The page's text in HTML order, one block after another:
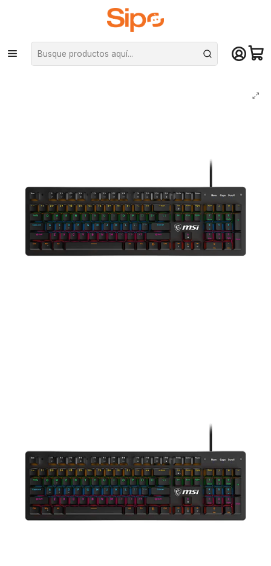
¡Compra hasta mediodía y recibe hoy! De lunes a sábado en el gran
Santiago. Envío gratis desde $29.990
Inicio Computación y Gamers Teclados Mecánicos
Teclado Gamer Mécanico MSI FORGE GK300, Blue Switch, RGB, US